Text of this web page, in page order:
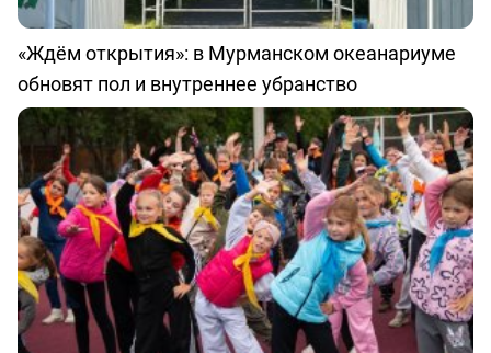
«Ждём открытия»: в Мурманском океанариуме
обновят пол и внутреннее убранство